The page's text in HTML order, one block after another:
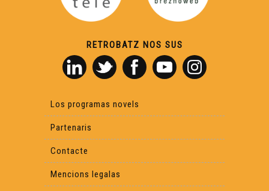
Canta Se Gausas
Maishanta Lenga & Amassa
Amassa 02 : D'aquèths charmans endrets d'amor
RETROBATZ NOS SUS
Los programas novels
Partenaris
Contacte
Mencions legalas